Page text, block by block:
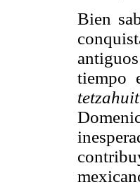
Bien
tiempo